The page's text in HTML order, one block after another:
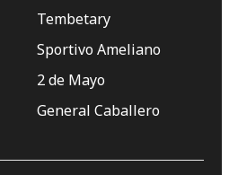
Tembetary
Sportivo Ameliano
2 de Mayo
General Caballero